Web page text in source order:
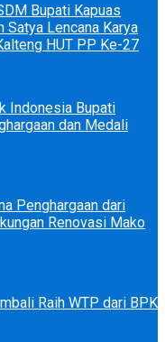
Bupati Kapuas
Satya Lencana Karya
HUT PP Ke-27
Indonesia Bupati
dan Medali
Penghargaan dari
Renovasi Mako
Raih WTP dari BPK